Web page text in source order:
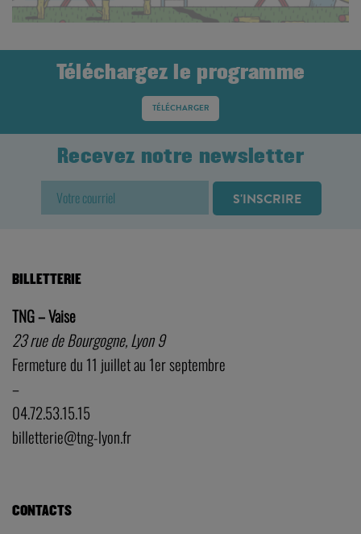
Téléchargez le programme
TÉLÉCHARGER
Recevez notre newsletter
BILLETTERIE
TNG – Vaise
23 rue de Bourgogne, Lyon 9
Fermeture du 11 juillet au 1er septembre
–
04.72.53.15.15
billetterie@tng-lyon.fr
CONTACTS